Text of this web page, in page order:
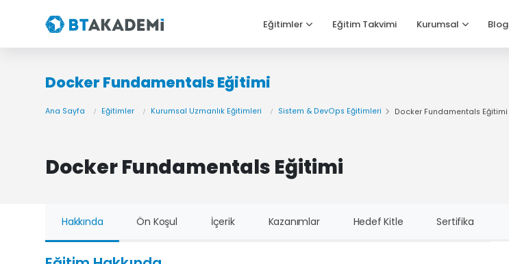
Eğitimler Eğitim Takvimi Kurumsal Blog
Docker Fundamentals Eğitimi
Ana Sayfa Eğitimler Kurumsal Uzmanlık Eğitimleri Sistem & DevOps Eğitimleri Docker Fundamentals Eğitimi
Docker Fundamentals Eğitimi
Hakkında Ön Koşul İçerik Kazanımlar Hedef Kitle Sertifika